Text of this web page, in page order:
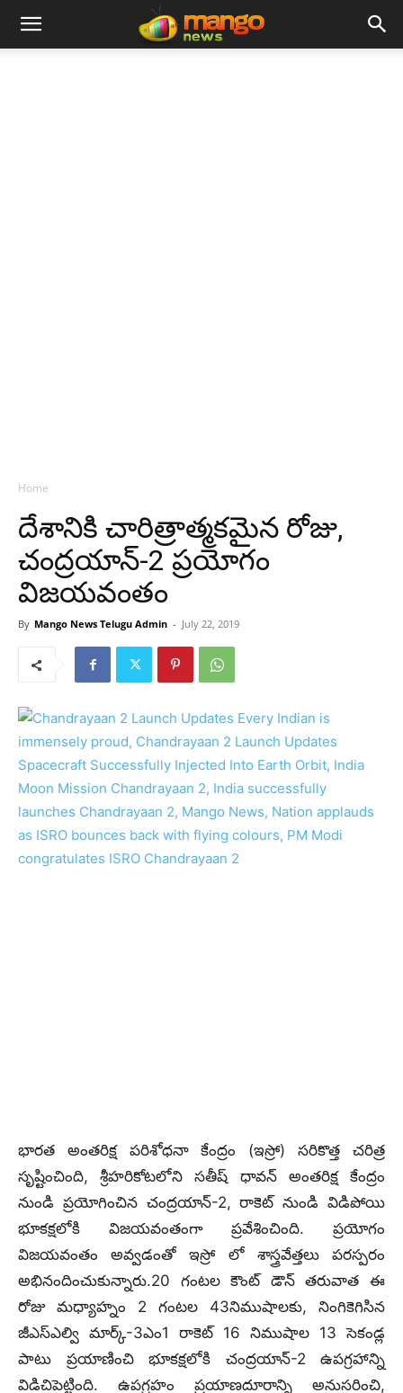
Home
దేశానికి చారిత్రాత్మకమైన రోజు,
చంద్రయాన్-2 ప్రయోగం
విజయవంతం
By Mango News Telugu Admin - July 22, 2019
భారత అంతరిక్ష పరిశోధనా కేంద్రం (ఇస్రో) సరికొత్త చరిత్ర
సృష్టించింది, శ్రీహరికోటలోని సతీష్ ధావన్ అంతరిక్ష కేంద్రం
నుండి ప్రయోగించిన చంద్రయాన్-2, రాకెట్ నుండి విడిపోయి
భూకక్షలోకి విజయవంతంగా ప్రవేశించింది. ప్రయోగం
విజయవంతం అవ్వడంతో ఇస్రో లో శాస్త్రవేత్తలు పరస్పరం
అభినందించుకున్నారు.20 గంటల కౌంట్ డౌన్ తరువాత ఈ
రోజు మధ్యాహ్నం 2 గంటల 43నిముషాలకు, నింగికెగిసిన
జీఎస్ఎల్వి మార్క్-3ఎం1 రాకెట్ 16 నిముషాల 13 సెకండ్ల
పాటు ప్రయాణించి భూకక్షలోకి చంద్రయాన్-2 ఉపగ్రహాన్ని
విడిచిపెట్టింది. ఉపగ్రహం ప్రయాణదూరాన్ని అనుసరించి,